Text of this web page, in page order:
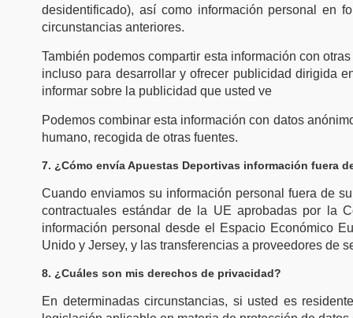
desidentificado), así como información personal en
circunstancias anteriores.
También podemos compartir esta información con
incluso para desarrollar y ofrecer publicidad dirigida
informar sobre la publicidad que usted ve
Podemos combinar esta información con datos
humano, recogida de otras fuentes.
7. ¿Cómo envía Apuestas Deportivas información fuera
Cuando enviamos su información personal fuera de
contractuales estándar de la UE aprobadas por la
información personal desde el Espacio Económico
Unido y Jersey, y las transferencias a proveedores de
8. ¿Cuáles son mis derechos de privacidad?
En determinadas circunstancias, si usted es